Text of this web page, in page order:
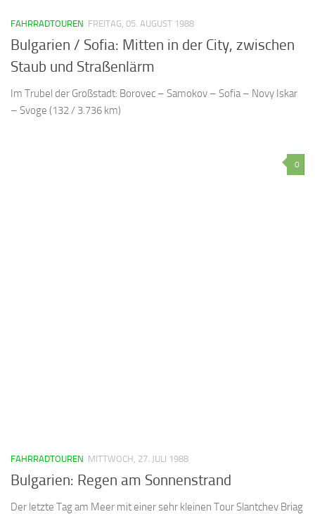
FAHRRADTOUREN FREITAG, 05. AUGUST 1988
Bulgarien / Sofia: Mitten in der City, zwischen
Staub und Straßenlärm
Im Trubel der Großstadt: Borovec – Samokov – Sofia – Novy Iskar
– Svoge (132 / 3.736 km)
0
FAHRRADTOUREN MITTWOCH, 27. JULI 1988
Bulgarien: Regen am Sonnenstrand
Der letzte Tag am Meer mit einer sehr kleinen Tour Slantchev Briag